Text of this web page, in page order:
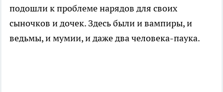
подошли к проблеме нарядов для своих
сыночков и дочек. Здесь были и вампиры, и
ведьмы, и мумии, и даже два человека-паука.